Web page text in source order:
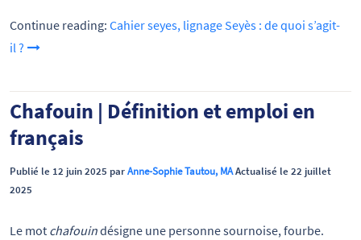
Continue reading: Cahier seyes, lignage Seyès : de quoi s’agit-
il ?
Chafouin | Définition et emploi en
français
Publié le 12 juin 2025 parAnne-Sophie Tautou, MAActualisé le 22 juillet
2025
Le mot chafouindésigne une personne sournoise, fourbe.